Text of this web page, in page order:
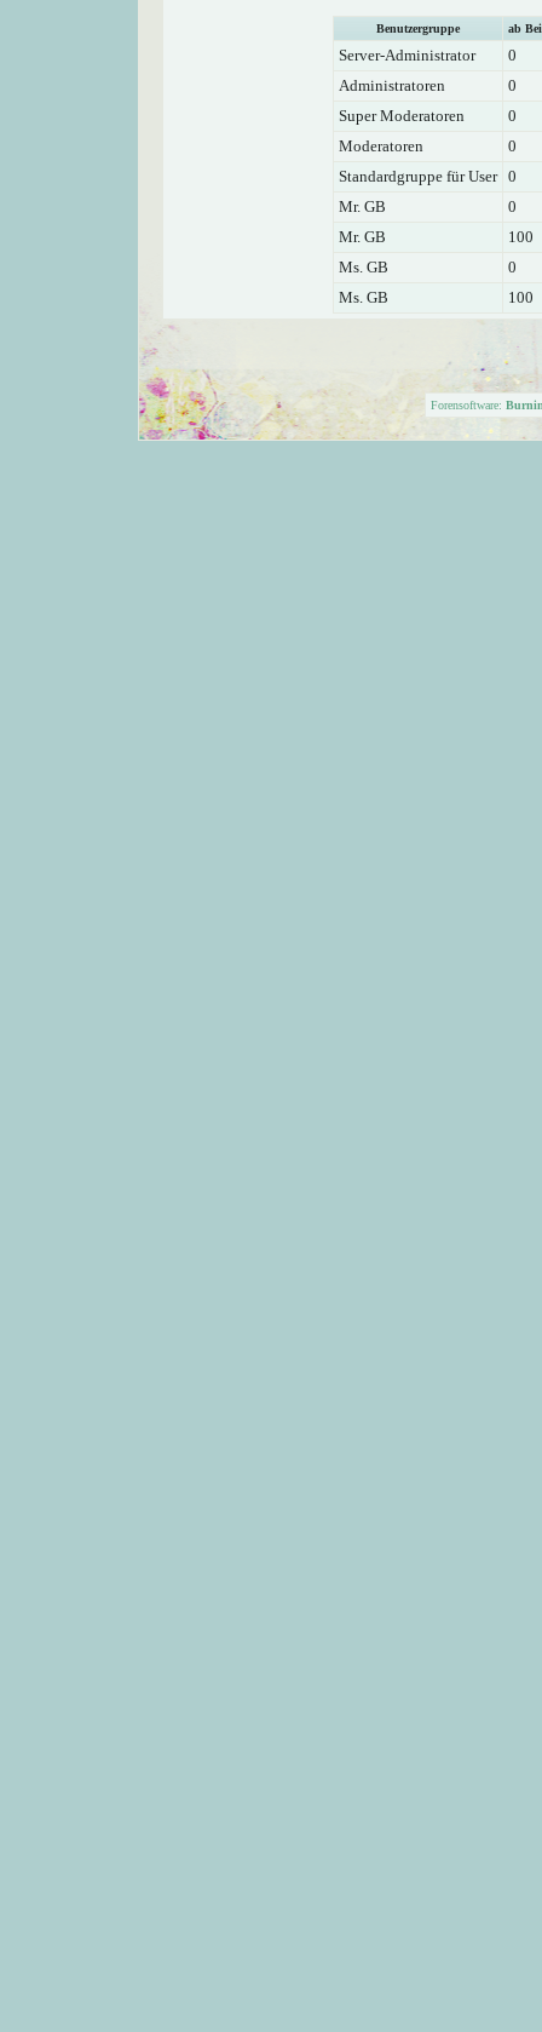
Benutzergruppe ab
Server-Administrator
0
Administratoren
0
Super Moderatoren
0
Moderatoren
0
Standardgruppe für User 0
Mr. GB
0
Mr. GB
100
Ms. GB
0
Ms. GB
100
Forensoftware: